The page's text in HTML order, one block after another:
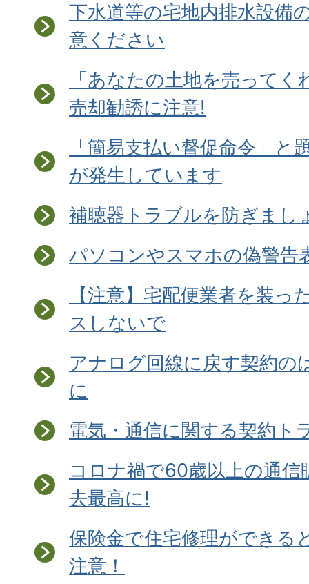
下水道等の宅地内排水設備
意ください
「あなたの土地を売って
売却勧誘に注意!
「簡易支払い督促命令」と
が発生しています
補聴器トラブルを防ぎまし
パソコンやスマホの偽警告
【注意】宅配便業者を装っ
スしないで
アナログ回線に戻す契約の
に
電気・通信に関する契約ト
コロナ禍で60歳以上の通信
去最高に!
保険金で住宅修理ができる
注意！